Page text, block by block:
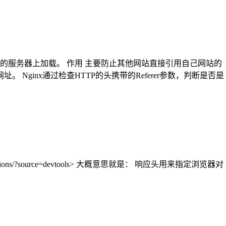
服务器上加载。 作用 主要防止其他网站直接引用自己网站的
。 Nginx通过检查HTTP的头携带的Referer参数，判断是否是
?source=devtools> 大概意思就是： 响应头用来指定浏览器对